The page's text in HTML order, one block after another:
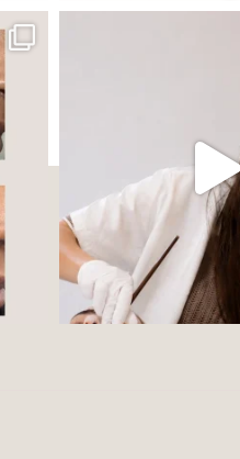
הבדל גדול במראה ובאיכות העור